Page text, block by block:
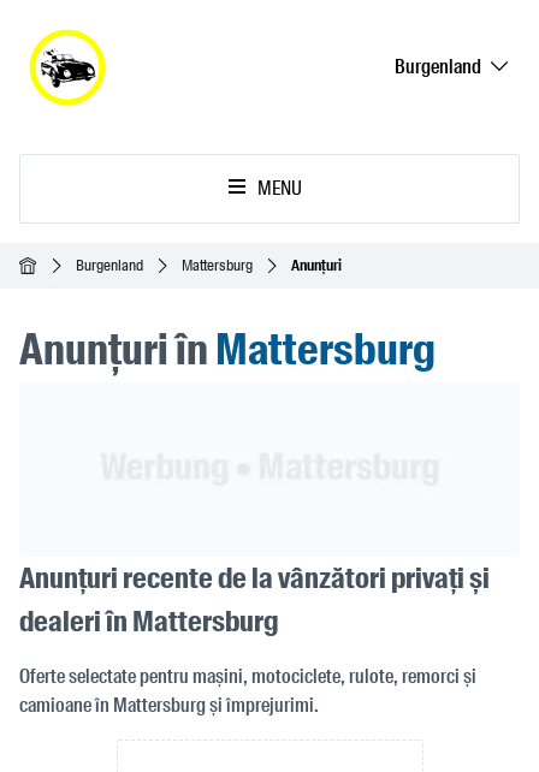
Burgenland
MENU
Acasă Burgenland Mattersburg Anunțuri
Anunțuri înMattersburg
Anunțuri recente de la vânzători privați și
dealeri în Mattersburg
Oferte selectate pentru mașini, motociclete, rulote, remorci și
camioane în Mattersburg și împrejurimi.